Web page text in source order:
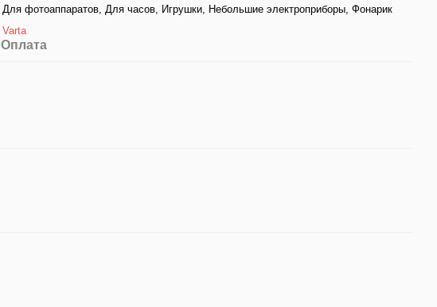
Для фотоаппаратов, Для часов, Игрушки, Небольшие электроприборы, Фонарик
Varta
Оплата